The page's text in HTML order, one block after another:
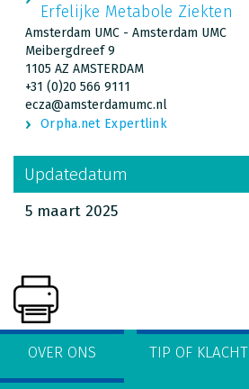
Erfelijke Metabole Ziekten
Amsterdam UMC - Amsterdam UMC
Meibergdreef 9
1105 AZ AMSTERDAM
+31 (0)20 566 9111
ecza@amsterdamumc.nl
Orpha.net Expertlink
Updatedatum
5 maart 2025
OVER ONS TIP OF KLACHT